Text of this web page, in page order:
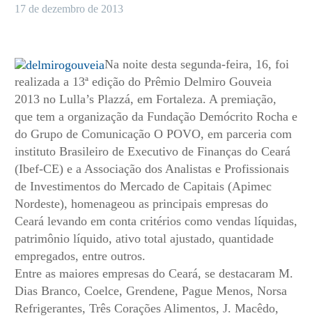
17 de dezembro de 2013
Na noite desta segunda-feira, 16, foi
realizada a 13ª edição do Prêmio Delmiro Gouveia
2013 no Lulla’s Plazzá, em Fortaleza. A premiação,
que tem a organização da Fundação Demócrito Rocha e
do Grupo de Comunicação O POVO, em parceria com
instituto Brasileiro de Executivo de Finanças do Ceará
(Ibef-CE) e a Associação dos Analistas e Profissionais
de Investimentos do Mercado de Capitais (Apimec
Nordeste), homenageou as principais empresas do
Ceará levando em conta critérios como vendas líquidas,
patrimônio líquido, ativo total ajustado, quantidade
empregados, entre outros.
Entre as maiores empresas do Ceará, se destacaram M.
Dias Branco, Coelce, Grendene, Pague Menos, Norsa
Refrigerantes, Três Corações Alimentos, J. Macêdo,